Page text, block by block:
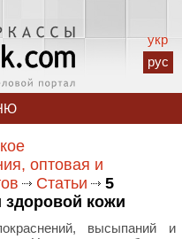
укр
рус
оптовая и
Статьи
5
здоровой кожи
высыпаний и